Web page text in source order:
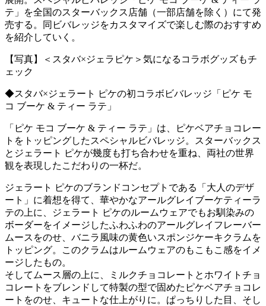
テ」を全国のスターバックス店舗（一部店舗を除く）にて発
売する。同ビバレッジをカスタマイズで楽しむ際のおすすめ
を紹介していく。
【写真】＜スタバ×ジェラピケ＞気になるコラボグッズもチ
ェック
◆スタバ×ジェラート ピケの初コラボビバレッジ「ピケ モ
コ ブーケ & ティー ラテ」
「ピケ モコ ブーケ & ティー ラテ」は、ピケベアチョコレー
トをトッピングしたスペシャルビバレッジ。スターバックス
とジェラート ピケが幾度も打ち合わせを重ね、両社の世界
観を表現したこだわりの一杯だ。
ジェラート ピケのブランドコンセプトである「大人のデザ
ート」に着想を得て、華やかなアールグレイブーケティーラ
テの上に、ジェラート ピケのルームウェアでもお馴染みの
ボーダーをイメージしたふわふわのアールグレイフレーバー
ムースをのせ、バニラ風味の黄色いスポンジケーキクラムを
トッピング。このクラムはルームウェアのもこもこ感をイメ
ージしたもの。
そしてムース層の上に、ミルクチョコレートとホワイトチョ
コレートをブレンドして特製の型で固めたピケベアチョコレ
ートをのせ、キュートな仕上がりに。ぱっちりした目、そし